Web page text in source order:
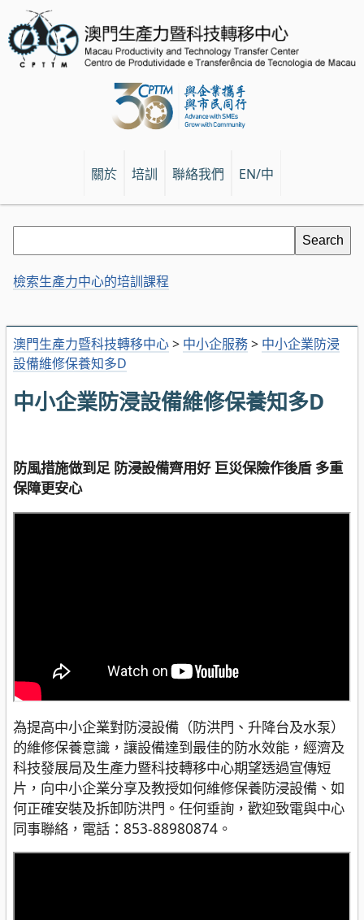
關於 培訓 聯絡我們 EN/中
澳門生產力暨科技轉移中心> 中小企服務> 中小企業防浸
設備維修保養知多D
中小企業防浸設備維修保養知多D
防風措施做到足 防浸設備齊用好 巨災保險作後盾 多重
保障更安心
為提高中小企業對防浸設備（防洪門、升降台及水泵）
的維修保養意識，讓設備達到最佳的防水效能，經濟及
科技發展局及生產力暨科技轉移中心期望透過宣傳短
片，向中小企業分享及教授如何維修保養防浸設備、如
何正確安裝及拆卸防洪門。任何垂詢，歡迎致電與中心
同事聯絡，電話：853-88980874。
檢索生產力中心的培訓課程